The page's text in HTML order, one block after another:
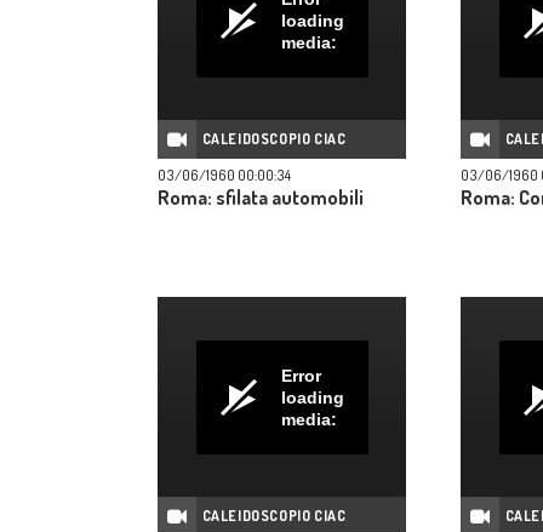
loading
media:
CALEIDOSCOPIO CIAC
03/06/1960 00:00:34
Roma: sfilata automobili
03/06/1960
Roma:
Error
loading
media:
CALEIDOSCOPIO CIAC